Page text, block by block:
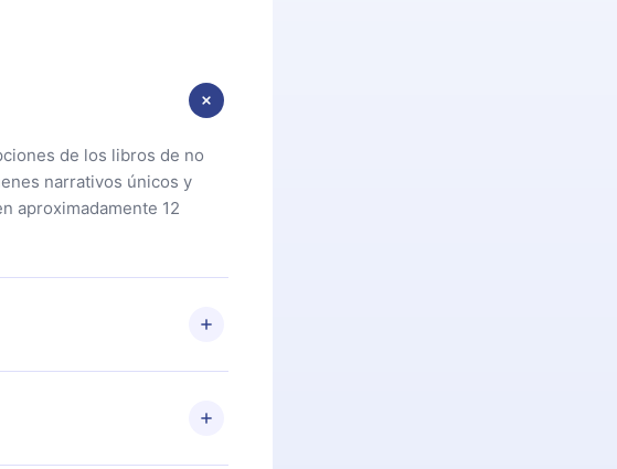
de los libros de no
narrativos únicos y
aproximadamente 12
nuestra biblioteca. Si por
contacta a